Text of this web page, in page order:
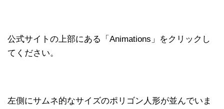
公式サイトの上部にある「Animations」をクリックし
てください。
左側にサムネ的なサイズのポリゴン人形が並んでいま